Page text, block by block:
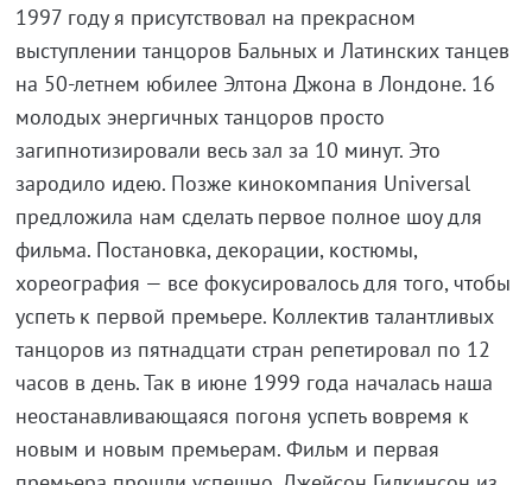
1997 году я присутствовал на прекрасном
выступлении танцоров Бальных и Латинских танцев
на 50-летнем юбилее Элтона Джона в Лондоне. 16
молодых энергичных танцоров просто
загипнотизировали весь зал за 10 минут. Это
зародило идею. Позже кинокомпания Universal
предложила нам сделать первое полное шоу для
фильма. Постановка, декорации, костюмы,
хореография — все фокусировалось для того, чтобы
успеть к первой премьере. Коллектив талантливых
танцоров из пятнадцати стран репетировал по 12
часов в день. Так в июне 1999 года началась наша
неостанавливающаяся погоня успеть вовремя к
новым и новым премьерам. Фильм и первая